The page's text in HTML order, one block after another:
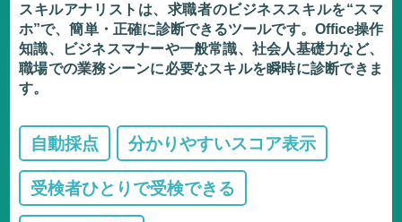
スキルアナリストは、求職者のビジネススキルを“スマ
ホ”で、簡単・正確に診断できるツールです。Office操作
知識、ビジネスマナーや一般常識、社会人基礎力など、
職場での業務シーンに必要なスキルを瞬時に診断できま
す。
自動採点 分かりやすいスコア表示
受検者ひとりで受検できる